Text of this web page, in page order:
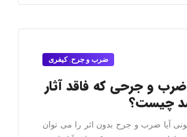
ضرب و جرح,کیفری
و جرحی که فاقد آثار
چیست؟
آیا ضرب و جرح بدون اثر را می توان